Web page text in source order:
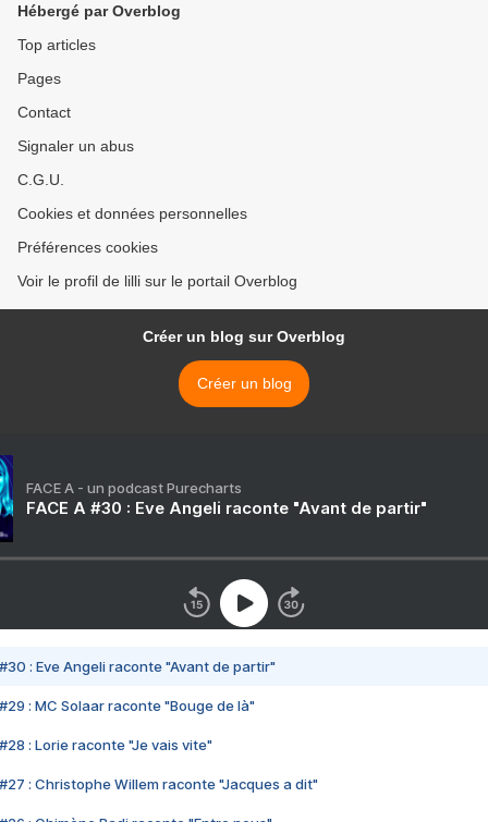
Hébergé par Overblog
Top articles
Pages
Contact
Signaler un abus
C.G.U.
Cookies et données personnelles
Préférences cookies
Voir le profil de lilli sur le portail Overblog
Créer un blog sur Overblog
Créer un blog
FACE A - un podcast Purecharts
FACE A #30 : Eve Angeli raconte "Avant de partir"
#30 : Eve Angeli raconte "Avant de partir"
#29 : MC Solaar raconte "Bouge de là"
#28 : Lorie raconte "Je vais vite"
#27 : Christophe Willem raconte "Jacques a dit"